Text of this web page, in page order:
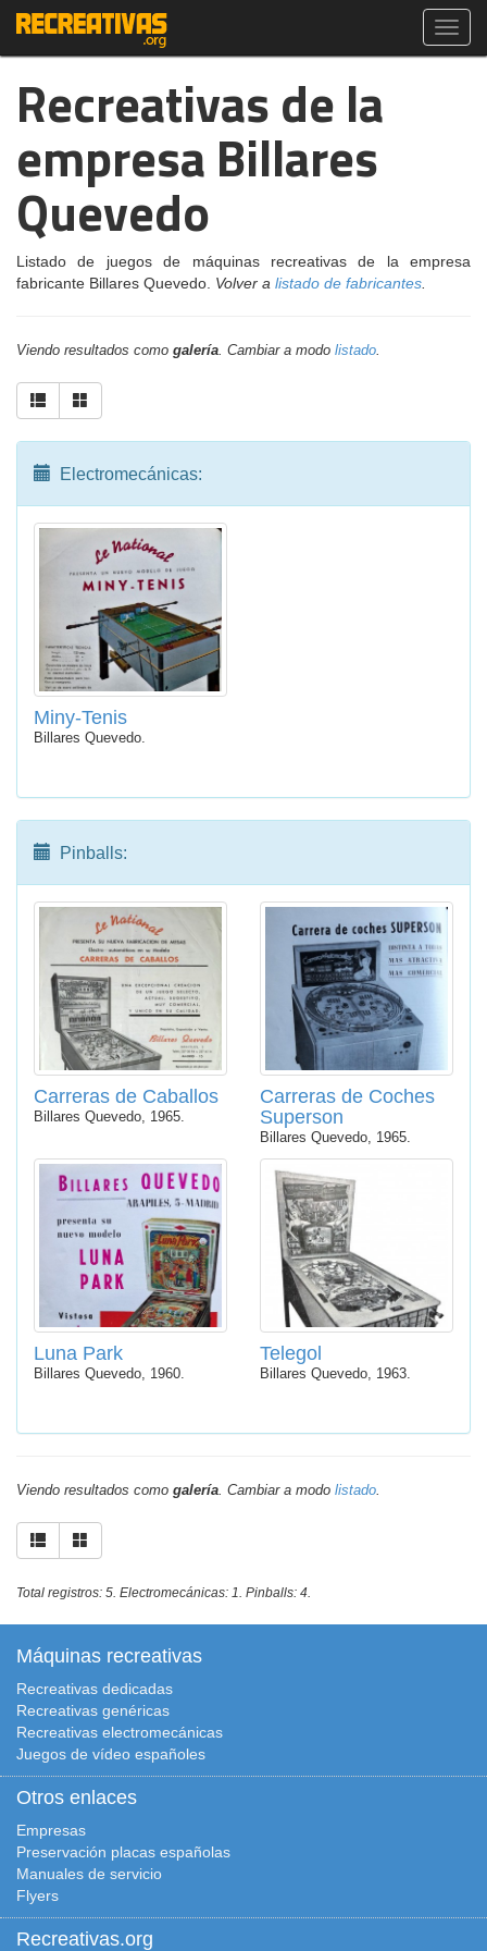
Recreativas de la
empresa Billares
Quevedo
Listado de juegos de máquinas recreativas de la empresa
fabricante Billares Quevedo. Volver a listado de fabricantes
Viendo resultados como galería. Cambiar a modo listado.
Electromecánicas:
Miny-Tenis
Billares Quevedo.
Pinballs:
Carreras de Caballos
Billares Quevedo, 1965.
Carreras de Coches
Superson
Billares Quevedo, 1965.
Luna Park
Billares Quevedo, 1960.
Telegol
Billares Quevedo, 1963.
Viendo resultados como galería. Cambiar a modo listado.
Total registros: 5. Electromecánicas: 1. Pinballs: 4.
Máquinas recreativas
Recreativas dedicadas
Recreativas genéricas
Recreativas electromecánicas
Juegos de vídeo españoles
Otros enlaces
Empresas
Preservación placas españolas
Manuales de servicio
Flyers
Recreativas.org